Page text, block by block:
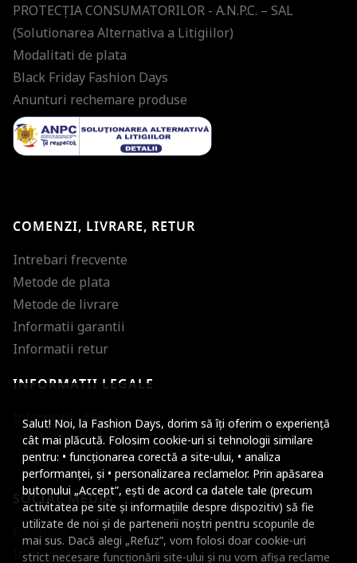
Salut! Noi, la Fashion Days, dorim să îți oferim o experiență
cât mai plăcută. Folosim cookie-uri si tehnologii similare
pentru: • funcționarea corectă a site-ului, • analiza
performanței, și • personalizarea reclamelor. Prin apăsarea
butonului „Accept”, ești de acord ca datele tale (precum
activitatea pe site și informațiile despre dispozitiv) să fie
utilizate de noi și de partenerii noștri pentru scopurile de
mai sus. Dacă alegi „Refuz”, vom folosi doar cookie-uri
strict necesare funcționării site-ului și nu vom afișa reclame
PROTECŢIA CONSUMATORILOR - A.N.P.C. – SAL
(Solutionarea Alternativa a Litigiilor)
Modalitati de plata
Black Friday Fashion Days
Anunturi rechemare produse
COMENZI, LIVRARE, RETUR
Intrebari frecvente
Metode de plata
Metode de livrare
Informatii garantii
Informatii retur
INFORMATII LEGALE
Informatii utile
SOCIAL MEDIA
Facebook
Instagram
Micsoreaza
Mareste spatierea
Micsoreaza
Mareste inaltimea